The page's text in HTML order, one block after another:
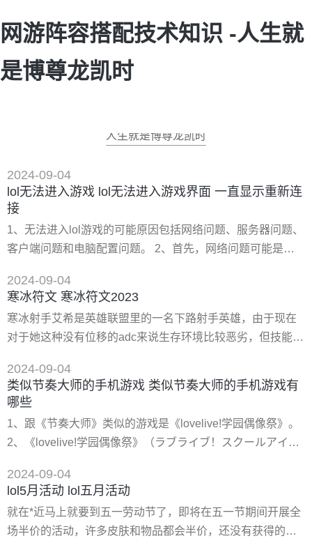
网游阵容搭配技术知识 -人生就
是博尊龙凯时
人生就是博尊龙凯时
2024-09-04
lol无法进入游戏 lol无法进入游戏界面 一直显示重新连
接
1、无法进入lol游戏的可能原因包括网络问题、服务器问题、
客户端问题和电脑配置问题。 2、首先，网络问题可能是导
接不稳定或者速度过慢，就可能导致游戏无法正常加载或连
接。此外，防火墙或安全软件可能会阻止lol的正常访问，因
此玩家需要确保这些设置不会干扰游戏的运行。 3、其次，
服务器问题也可能导致玩家无法进入游戏。如果游戏服务器
2024-09-04
寒冰符文 寒冰符文2023
寒冰射手艾希是英雄联盟里的一名下路射手英雄，由于现在
对于她这种没有位移的adc来说生存环境比较恶劣，但技能上
辅助位置。接下来深空小编就带大家一起来研究下寒冰射手
打辅助该如何选择符文。 奥术彗星：艾希的w技能范围很
艾希的蓝量让她能释放更多次技能。 超然：能减少艾希的技
能冷却时间
2024-09-04
类似节奏大师的手机游戏 类似节奏大师的手机游戏有
哪些
1、跟《节奏大师》类似的游戏是《lovelive!学园偶像祭》。
2、《lovelive!学园偶像祭》（ラブライブ！スクールアイド
lovelive!企划为内容的音乐节奏与卡牌养成社交类手机游戏，
于2013年4月份推出。国服由盛趣游戏代理，并于2014年6月
10日开服。 3、在秋叶原，神田和神保町这三条街上的传统
学校
2024-09-04
lol5月活动 lol五月活动
就在*近马上就要到五一劳动节了，即将在五一节期间开展全
场半价的活动，许多皮肤和物品都会半价，还没有获得的或